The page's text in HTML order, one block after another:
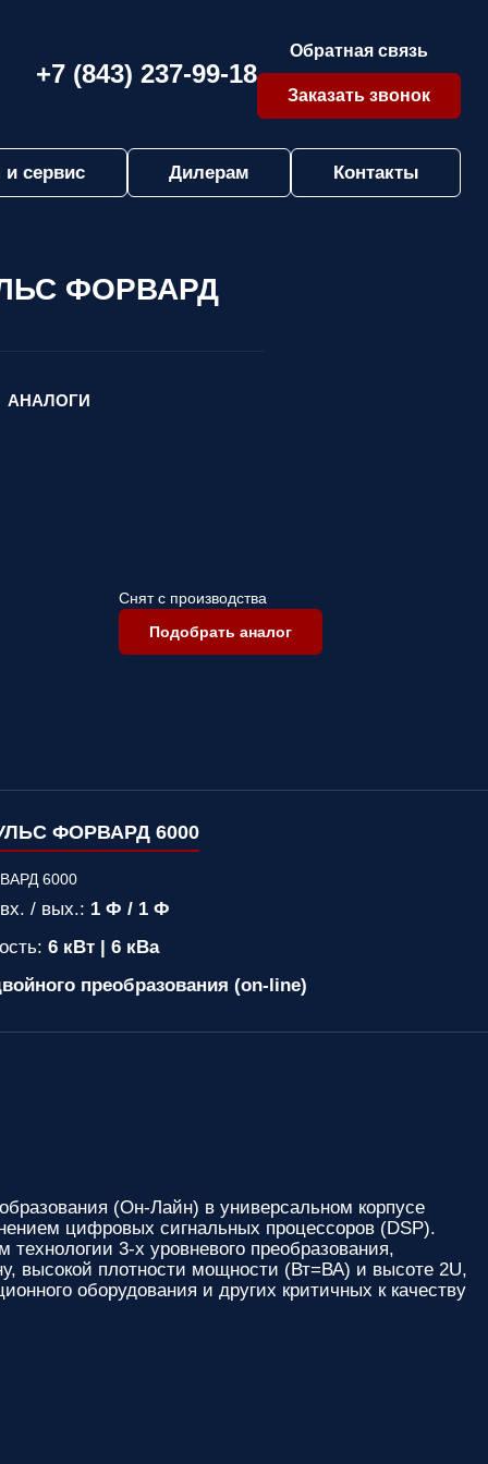
+7 (843) 237-99-18
Обратная связь
Заказать звонок
и сервис Дилерам Контакты
ФОРВАРД
АНАЛОГИ
Снят с производства
Подобрать аналог
ФОРВАРД 6000
/ вых.: 1 Ф / 1 Ф
6 кВт | 6 кВа
преобразования (on-line)
(Он-Лайн) в универсальном корпусе
цифровых сигнальных процессоров (DSP).
3-х уровневого преобразования,
высокой плотности мощности (Вт=ВА) и высоте 2U,
оборудования и других критичных к качеству